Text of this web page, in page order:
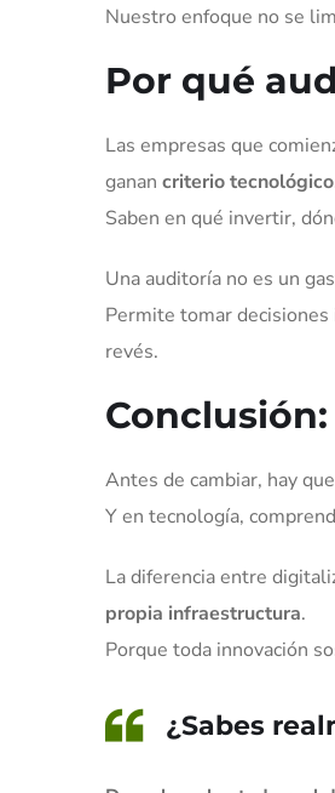
Nuestro enfoque no se
Por qué
Las empresas que
ganan criterio tecnológico
Saben en qué invertir,
Una auditoría no es un
Permite tomar
revés.
Antes de cambiar, hay
Y en tecnología,
La diferencia entre
propia infraestructura.
Porque toda innovación
¿Sabes